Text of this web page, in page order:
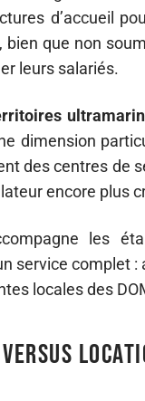
d’accueil
bien que non
leurs salariés.
dimension
des centres de
encore plus
les
service complet
locales des
versus